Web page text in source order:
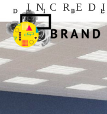
I N C R E D I